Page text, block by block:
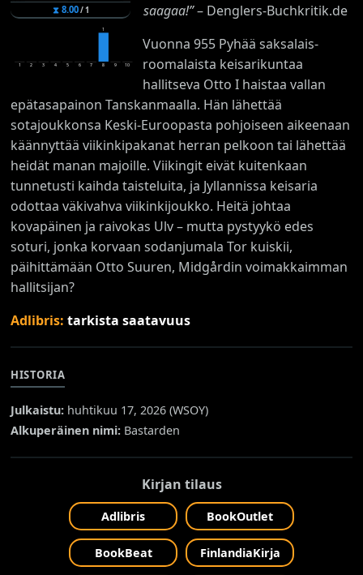
⧗ 8.00/1
1 2 3 4 5 6 7
1
8 9 10
saagaa!”– Denglers-Buchkritik.de
Vuonna 955 Pyhää saksalais-
roomalaista keisarikuntaa
hallitseva Otto I haistaa vallan
epätasapainon Tanskanmaalla. Hän lähettää
sotajoukkonsa Keski-Euroopasta pohjoiseen aikeenaan
käännyttää viikinkipakanat herran pelkoon tai lähettää
heidät manan majoille. Viikingit eivät kuitenkaan
tunnetusti kaihda taisteluita, ja Jyllannissa keisaria
odottaa väkivahva viikinkijoukko. Heitä johtaa
kovapäinen ja raivokas Ulv – mutta pystyykö edes
soturi, jonka korvaan sodanjumala Tor kuiskii,
päihittämään Otto Suuren, Midgårdin voimakkaimman
hallitsijan?
Adlibris:tarkista saatavuus
HISTORIA
Julkaistu: huhtikuu 17, 2026 (WSOY)
Alkuperäinen nimi: Bastarden
Kirjan tilaus
Adlibris BookOutlet
BookBeat FinlandiaKirja